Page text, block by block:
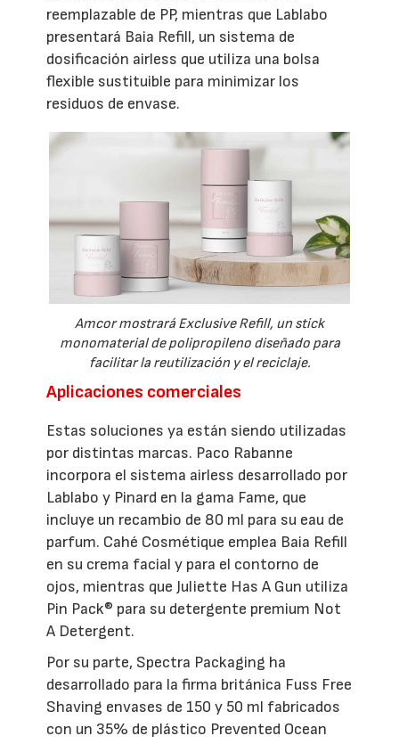
reemplazable de PP, mientras que Lablabo
presentará Baia Refill, un sistema de
dosificación airless que utiliza una bolsa
flexible sustituible para minimizar los
residuos de envase.
Amcor mostrará Exclusive Refill, un stick
monomaterial de polipropileno diseñado para
facilitar la reutilización y el reciclaje.
Aplicaciones comerciales
Estas soluciones ya están siendo utilizadas
por distintas marcas. Paco Rabanne
incorpora el sistema airless desarrollado por
Lablabo y Pinard en la gama Fame, que
incluye un recambio de 80 ml para su eau de
parfum. Cahé Cosmétique emplea Baia Refill
en su crema facial y para el contorno de
ojos, mientras que Juliette Has A Gun utiliza
Pin Pack® para su detergente premium Not
A Detergent.
Por su parte, Spectra Packaging ha
desarrollado para la firma británica Fuss Free
Shaving envases de 150 y 50 ml fabricados
con un 35% de plástico Prevented Ocean